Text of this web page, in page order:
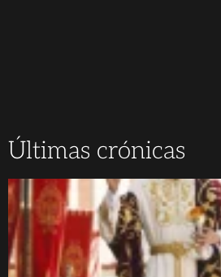
Últimas crónicas